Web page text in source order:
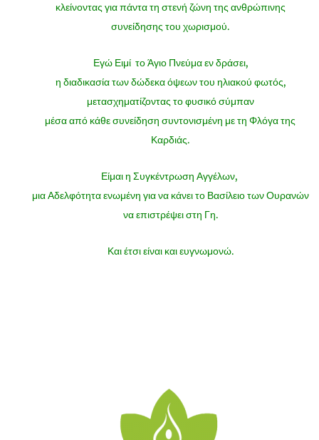
κλείνοντας για πάντα τη στενή ζώνη της ανθρώπινης
συνείδησης του χωρισμού.
Εγώ Ειμί το Άγιο Πνεύμα εν δράσει,
η διαδικασία των δώδεκα όψεων του ηλιακού φωτός,
μετασχηματίζοντας το φυσικό σύμπαν
μέσα από κάθε συνείδηση ​​συντονισμένη με τη Φλόγα της
Καρδιάς.
Είμαι η Συγκέντρωση Αγγέλων,
μια Αδελφότητα ενωμένη για να κάνει το Βασίλειο των Ουρανών
να επιστρέψει στη Γη.
Και έτσι είναι και ευγνωμονώ.